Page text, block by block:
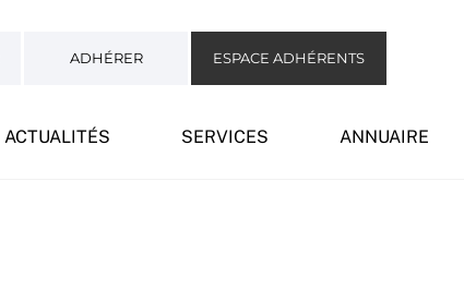
ADHÉRER ESPACE ADHÉRENTS
ACTUALITÉS SERVICES ANNUAIRE